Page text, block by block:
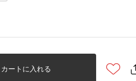
カートに入れる